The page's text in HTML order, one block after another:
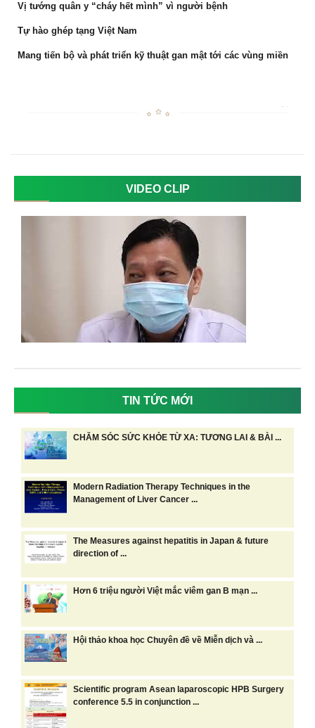
Vị tướng quân y “cháy hết mình” vì người bệnh
Tự hào ghép tạng Việt Nam
Mang tiến bộ và phát triển kỹ thuật gan mật tới các vùng miền
VIDEO CLIP
TIN TỨC MỚI
CHĂM SÓC SỨC KHỎE TỪ XA: TƯƠNG LAI & BÀI ...
Modern Radiation Therapy Techniques in the
Management of Liver Cancer ...
The Measures against hepatitis in Japan & future
direction of ...
Hơn 6 triệu người Việt mắc viêm gan B mạn ...
Hội thảo khoa học Chuyên đề về Miễn dịch và ...
Scientific program Asean laparoscopic HPB Surgery
conference 5.5 in conjunction ...